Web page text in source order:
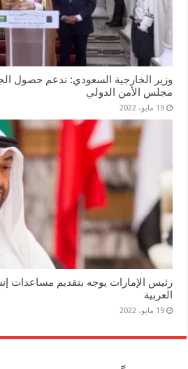
وزير الخارجية السعودي: ندعم حصول
مجلس الأمن الدولي
19 مايو، 2022
رئيس الإمارات يوجه بتقديم مساعدات
العربية
19 مايو، 2022